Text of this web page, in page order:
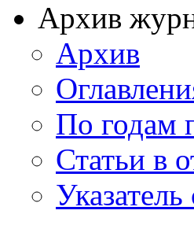
Архив
Архив
По годам
Статьи в
Указатель